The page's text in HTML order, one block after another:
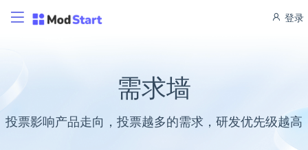
登录
需求墙
投票影响产品走向，投票越多的需求，研发优先级越高